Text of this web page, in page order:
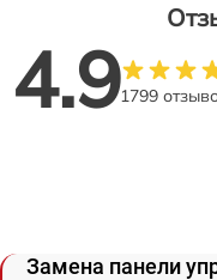
4.91799
Замена панели